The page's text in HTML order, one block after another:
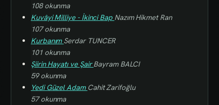
108 okunma
Kuvâyi Milliye - İkinci Bap Nazım Hikmet Ran
107 okunma
Kurbanım Serdar TUNCER
101 okunma
Şiirin Hayatı ve ŞairBayram BALCI
59 okunma
Yedi Güzel Adam Cahit Zarifoğlu
57 okunma